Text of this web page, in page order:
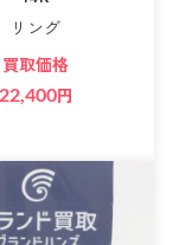
リング
買取価格
22,400円